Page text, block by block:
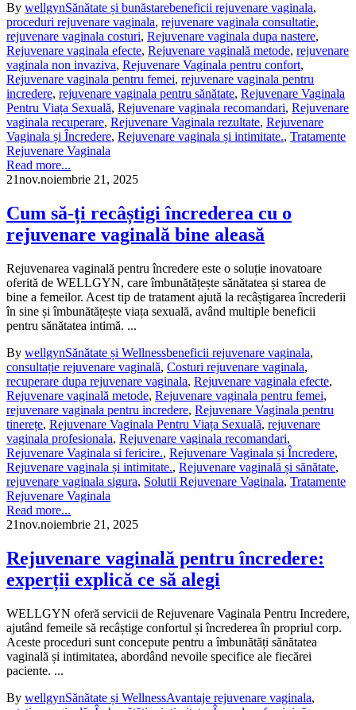
By wellgynSănătate și bunăstarebeneficii rejuvenare vaginala,
proceduri rejuvenare vaginala, rejuvenare vaginala consultatie,
rejuvenare vaginala costuri, Rejuvenare vaginala dupa nastere,
Rejuvenare vaginala efecte, Rejuvenare vaginală metode, rejuvenare
vaginala non invaziva, Rejuvenare Vaginala pentru confort,
Rejuvenare vaginala pentru femei, rejuvenare vaginala pentru
incredere, rejuvenare vaginala pentru sănătate, Rejuvenare Vaginala
Pentru Viața Sexuală, Rejuvenare vaginala recomandari, Rejuvenare
vaginala recuperare, Rejuvenare Vaginala rezultate, Rejuvenare
Vaginala și Încredere, Rejuvenare vaginala și intimitate., Tratamente
Rejuvenare Vaginala
Read more...
21nov.noiembrie 21, 2025
Cum să-ți recâștigi încrederea cu o
rejuvenare vaginală bine aleasă
Rejuvenarea vaginală pentru încredere este o soluție inovatoare
oferită de WELLGYN, care îmbunătățește sănătatea și starea de
bine a femeilor. Acest tip de tratament ajută la recâștigarea încrederii
în sine și îmbunătățește viața sexuală, având multiple beneficii
pentru sănătatea intimă. ...
By wellgynSănătate și Wellnessbeneficii rejuvenare vaginala,
consultație rejuvenare vaginală, Costuri rejuvenare vaginala,
recuperare dupa rejuvenare vaginala, Rejuvenare vaginala efecte,
Rejuvenare vaginală metode, Rejuvenare vaginala pentru femei,
rejuvenare vaginala pentru incredere, Rejuvenare Vaginala pentru
tinerețe, Rejuvenare Vaginala Pentru Viața Sexuală, rejuvenare
vaginala profesionala, Rejuvenare vaginala recomandari,
Rejuvenare Vaginala si fericire., Rejuvenare Vaginala și Încredere,
Rejuvenare vaginala și intimitate., Rejuvenare vaginală și sănătate,
rejuvenare vaginala sigura, Solutii Rejuvenare Vaginala, Tratamente
Rejuvenare Vaginala
Read more...
21nov.noiembrie 21, 2025
Rejuvenare vaginală pentru încredere:
experții explică ce să alegi
WELLGYN oferă servicii de Rejuvenare Vaginala Pentru Incredere,
ajutând femeile să recâștige confortul și încrederea în propriul corp.
Aceste proceduri sunt concepute pentru a îmbunătăți sănătatea
vaginală și intimitatea, abordând nevoile specifice ale fiecărei
paciente. ...
By wellgynSănătate și WellnessAvantaje rejuvenare vaginala,